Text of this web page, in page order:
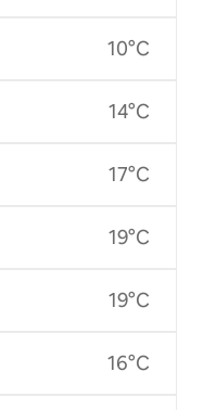
10°C
14°C
17°C
19°C
19°C
16°C